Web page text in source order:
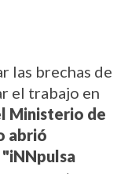
las brechas de
el trabajo en
Ministerio de
abrió